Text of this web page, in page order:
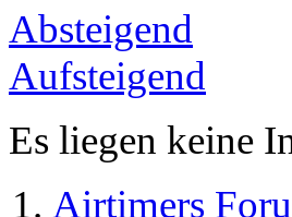
Absteigend
Aufsteigend
Es liegen keine
Airtimers